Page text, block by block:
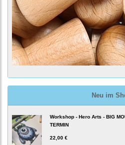
Neu im
Workshop - Hero Arts - BIG
TERMIN
22,00 €